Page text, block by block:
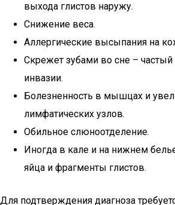
выхода глистов наружу.
Снижение веса.
Аллергические высыпания на
Скрежет зубами во сне – частый
инвазии.
Болезненность в мышцах и
лимфатических узлов.
Обильное слюноотделение.
Иногда в кале и на нижнем
яйца и фрагменты глистов.
Для подтверждения диагноза